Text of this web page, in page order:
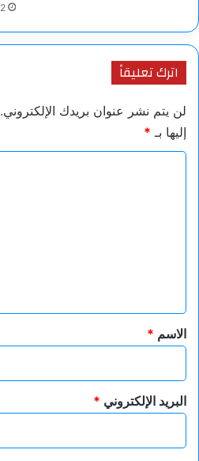
2 أغسطس، 2026
اترك تعليقاً
لن يتم نشر عنوان بريدك الإلكتروني.
إليها بـ *
*
الاسم *
البريد الإلكتروني *